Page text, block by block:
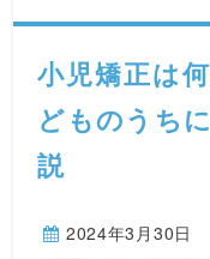
小児矯正は
どものうち
説
2024年3月30日